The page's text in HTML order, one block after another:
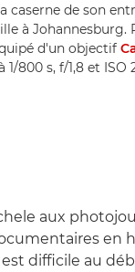
caserne de son
à Johannesburg.
d'un objectif
1/800 s, f/1,8 et
aux
en
difficile au